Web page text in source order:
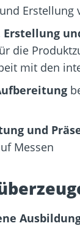
Erstellung
Erstellung
die
mit den
und
Messen